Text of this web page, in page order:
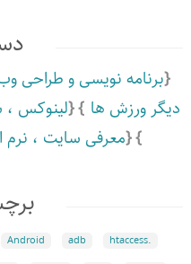
برنامه نویسی و طراحی
دیگر ورزش ها
لینوکس ،‌
معرفی سایت ،‌ نرم
.htaccess
adb
Android